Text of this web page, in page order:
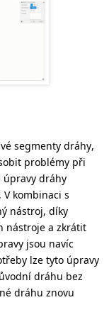
segmenty dráhy,
problémy při
úpravy dráhy
V kombinaci s
nástroj, díky
nástroje a zkrátit
jsou navíc
lze tyto úpravy
dráhu bez
dráhu znovu